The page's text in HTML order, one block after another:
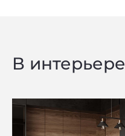
В интерьере